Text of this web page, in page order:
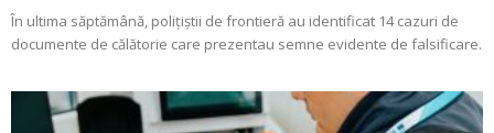
În ultima săptămână, polițiștii de frontieră au identificat 14 cazuri de
documente de călătorie care prezentau semne evidente de falsificare.